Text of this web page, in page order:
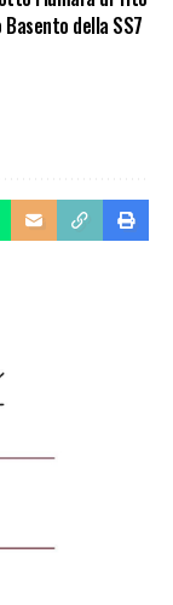
della SS7